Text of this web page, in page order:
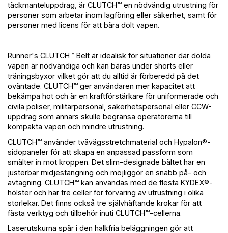
täckmanteluppdrag, är CLUTCH™ en nödvändig utrustning för
personer som arbetar inom lagföring eller säkerhet, samt för
personer med licens för att bära dolt vapen.
Runner's CLUTCH™ Belt är idealisk för situationer där dolda
vapen är nödvändiga och kan bäras under shorts eller
träningsbyxor vilket gör att du alltid är förberedd på det
oväntade. CLUTCH™ ger användaren mer kapacitet att
bekämpa hot och är en kraftförstärkare för uniformerade och
civila poliser, militärpersonal, säkerhetspersonal eller CCW-
uppdrag som annars skulle begränsa operatörerna till
kompakta vapen och mindre utrustning.
CLUTCH™ använder tvåvägsstretchmaterial och Hypalon®-
sidopaneler för att skapa en anpassad passform som
smälter in mot kroppen. Det slim-designade bältet har en
justerbar midjestängning och möjliggör en snabb på- och
avtagning. CLUTCH™ kan användas med de flesta KYDEX®-
hölster och har tre celler för förvaring av utrustning i olika
storlekar. Det finns också tre självhäftande krokar för att
fästa verktyg och tillbehör inuti CLUTCH™-cellerna.
Laserutskurna spår i den halkfria beläggningen gör att